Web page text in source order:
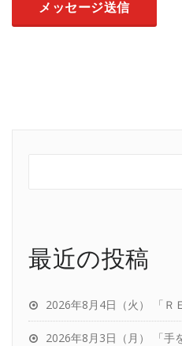
最近の投稿
2026年8月4日（火） 「Ｒ
2026年8月3日（月） 「手